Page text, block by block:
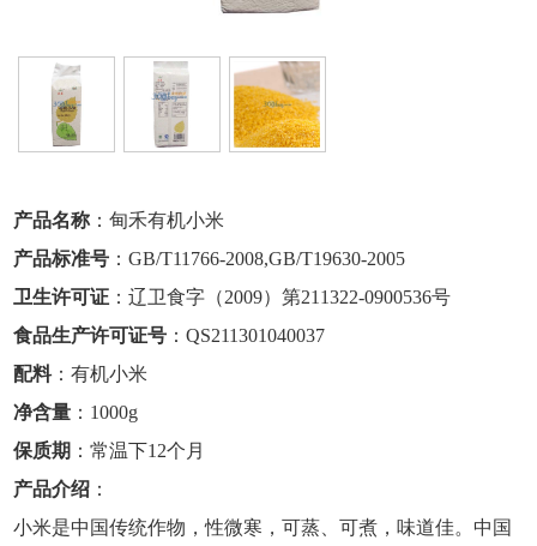
产品名称 ：甸禾有机小米
产品标准号 ：GB/T11766-2008,GB/T19630-2005
卫生许可证 ：辽卫食字（2009）第211322-0900536号
食品生产许可证号 ：QS211301040037
配料：有机小米
净含量 ：1000g
保质期 ：常温下12个月
产品介绍 ：
小米是中国传统作物，性微寒，可蒸、可煮，味道佳。中国